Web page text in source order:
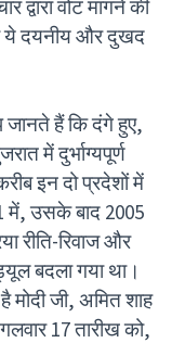
द्वारा वोट मांगने की
ये दयनीय और दुखद
जानते हैं कि दंगे हुए,
में दुर्भाग्यपूर्ण
इन दो प्रदेशों में
में, उसके बाद 2005
रीति-रिवाज और
बदला गया था।
मोदी जी, अमित शाह
17 तारीख को,